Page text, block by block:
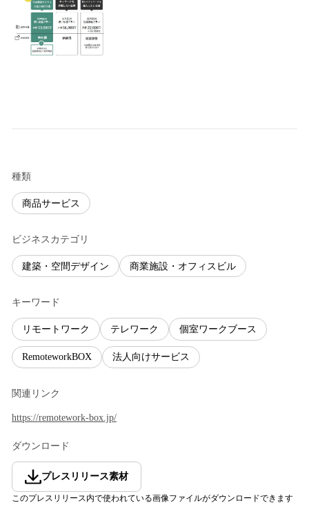
種類
商品サービス
ビジネスカテゴリ
建築・空間デザイン 商業施設・オフィスビル
キーワード
リモートワーク テレワーク 個室ワークブース
RemoteworkBOX 法人向けサービス
関連リンク
https://remotework-box.jp/
ダウンロード
プレスリリース素材
このプレスリリース内で使われている画像ファイルがダウンロードできます